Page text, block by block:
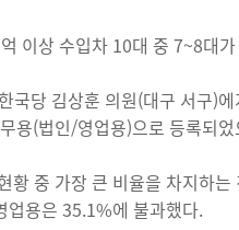
이상 수입차 10대 중 7~8대
국당 김상훈 의원(대구 서구)
용(법인/영업용)으로 등록되
황 중 가장 큰 비율을 차지하
용은 35.1%에 불과했다.